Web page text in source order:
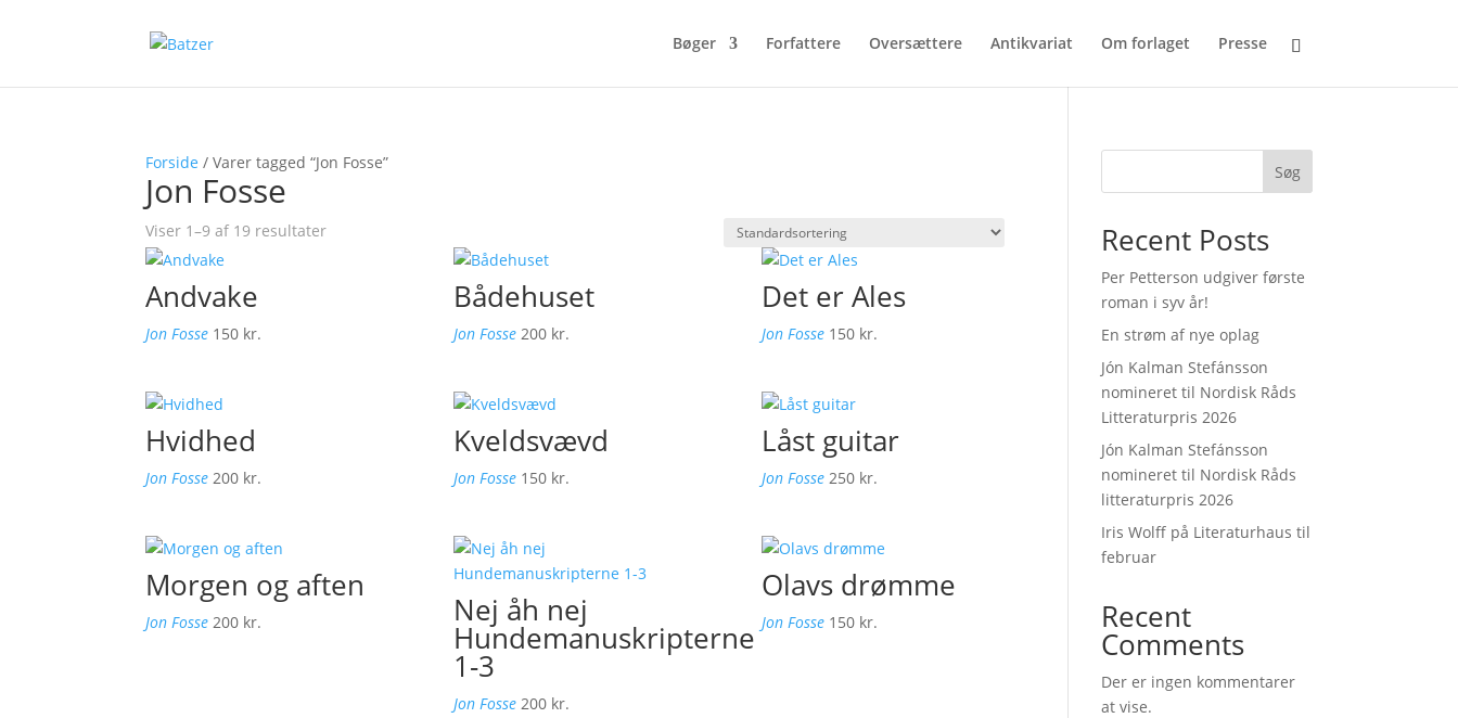
Bøger Forfattere Oversættere Antikvariat Om forlaget Presse
Forside / Varer tagged “Jon Fosse”
Jon Fosse
Viser 1–9 af 19 resultater
Andvake
Jon Fosse 150 kr.
Bådehuset
Jon Fosse 200 kr.
Det er Ales
Jon Fosse 150 kr.
Hvidhed
Jon Fosse 200 kr.
Kveldsvævd
Jon Fosse 150 kr.
Låst guitar
Jon Fosse 250 kr.
Morgen og aften
Jon Fosse 200 kr. Nej åh nej
Hundemanuskripterne
1-3
Jon Fosse 200 kr.
Olavs drømme
Jon Fosse 150 kr.
Søg
Recent Posts
Per Petterson udgiver første
roman i syv år!
En strøm af nye oplag
Jón Kalman Stefánsson
nomineret til Nordisk Råds
Litteraturpris 2026
Jón Kalman Stefánsson
nomineret til Nordisk Råds
litteraturpris 2026
Iris Wolff på Literaturhaus til
februar
Recent
Comments
Der er ingen kommentarer
at vise.